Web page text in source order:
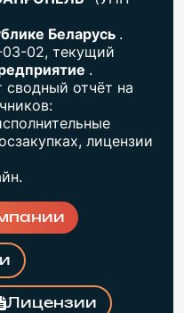
Беларусь .
02, текущий
.
отчёт на
лицензии
Лицензии